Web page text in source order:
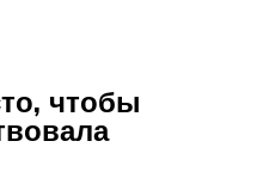
чтобы